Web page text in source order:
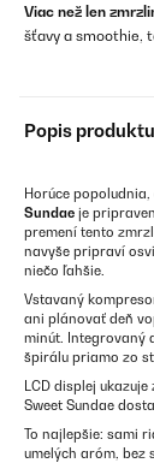
Viac než len
šťavy a smoothie,
Popis produktu
Horúce
Sundae je
premení tento
navyše pripraví
niečo ľahšie.
Vstavaný
ani plánovať deň
minút. Integrovaný
špirálu priamo zo
LCD displej
Sweet Sundae
To najlepšie: sami
umelých aróm, bez